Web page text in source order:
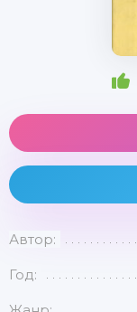
Автор:
Год: